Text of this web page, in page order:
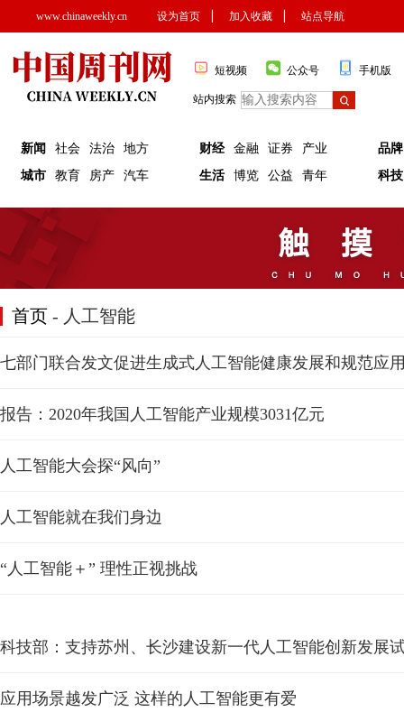
www.chinaweekly.cn 设为首页 加入收藏 站点导航
短视频 公众号 手机版
站内搜索
新闻 社会 法治
地方
城市
教育 房产 汽车
财经 金融 证券
产业
生活
博览 公益 青年
品牌
科技
首页 - 人工智能
七部门联合发文促进生成式人工智能健康发展和规范应
报告：2020年我国人工智能产业规模3031亿元
人工智能大会探“风向”
人工智能就在我们身边
“人工智能＋” 理性正视挑战
科技部：支持苏州、长沙建设新一代人工智能创新发展
应用场景越发广泛 这样的人工智能更有爱